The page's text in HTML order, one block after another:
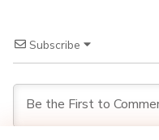
Subscribe